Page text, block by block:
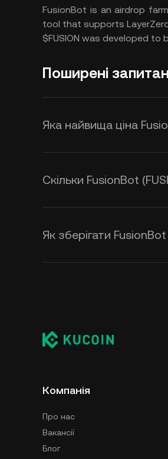
FusionBot is an airdrop
tool that supports
$FUSION was developed to
Поширені
Яка найвища ціна
Скільки FusionBot
Як зберігати
Компанія
Про нас
Вакансії
Блог